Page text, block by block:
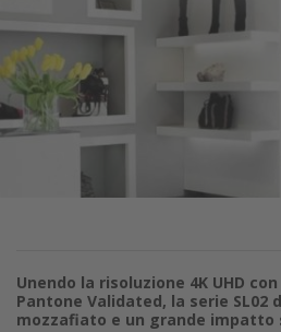
Unendo la risoluzione 4K UHD
Pantone Validated, la serie SL02
mozzafiato e un grande